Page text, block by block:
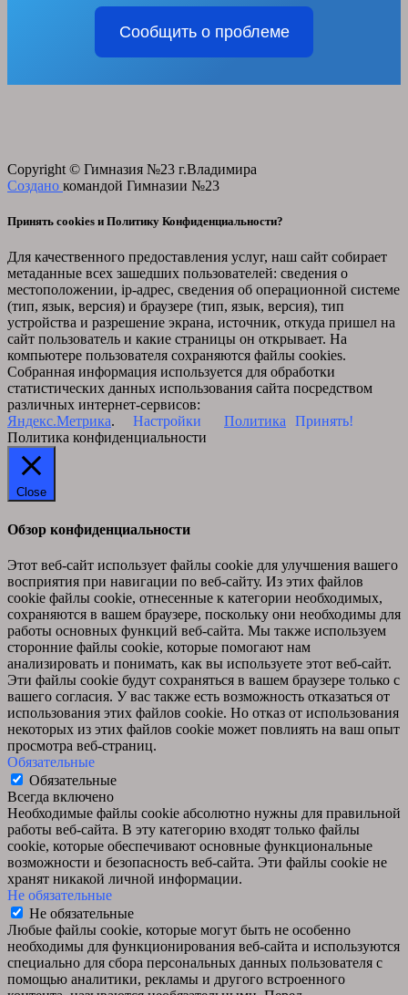
Сообщить о проблеме
Copyright © Гимназия №23 г.Владимира
Создано командой Гимназии №23
Принять cookies и Политику Конфиденциальности?
Для качественного предоставления услуг, наш сайт собирает
метаданные всех зашедших пользователей: сведения о
местоположении, ip-адрес, сведения об операционной системе
(тип, язык, версия) и браузере (тип, язык, версия), тип
устройства и разрешение экрана, источник, откуда пришел на
сайт пользователь и какие страницы он открывает. На
компьютере пользователя сохраняются файлы cookies.
Собранная информация используется для обработки
статистических данных использования сайта посредством
различных интернет-сервисов:
Яндекс.Метрика. Настройки Политика
Принять!
Политика конфиденциальности
Close
Обзор конфиденциальности
Этот веб-сайт использует файлы cookie для улучшения вашего
восприятия при навигации по веб-сайту. Из этих файлов
cookie файлы cookie, отнесенные к категории необходимых,
сохраняются в вашем браузере, поскольку они необходимы для
работы основных функций веб-сайта. Мы также используем
сторонние файлы cookie, которые помогают нам
анализировать и понимать, как вы используете этот веб-сайт.
Эти файлы cookie будут сохраняться в вашем браузере только с
вашего согласия. У вас также есть возможность отказаться от
использования этих файлов cookie. Но отказ от использования
некоторых из этих файлов cookie может повлиять на ваш опыт
просмотра веб-страниц.
Обязательные
Обязательные
Всегда включено
Необходимые файлы cookie абсолютно нужны для правильной
работы веб-сайта. В эту категорию входят только файлы
cookie, которые обеспечивают основные функциональные
возможности и безопасность веб-сайта. Эти файлы cookie не
хранят никакой личной информации.
Не обязательные
Не обязательные
Любые файлы cookie, которые могут быть не особенно
необходимы для функционирования веб-сайта и используются
специально для сбора персональных данных пользователя с
помощью аналитики, рекламы и другого встроенного